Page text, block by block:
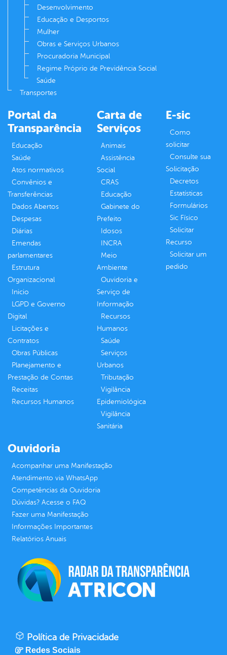
Desenvolvimento
Educação e Desportos
Mulher
Obras e Serviços Urbanos
Procuradoria Municipal
Regime Próprio de Previdência Social
Saúde
Transportes
Portal da
Transparência
Educação
Saúde
Atos normativos
Convênios e
Transferências
Dados Abertos
Despesas
Diárias
Emendas
parlamentares
Estrutura
Organizacional
Inicio
LGPD e Governo
Digital
Licitações e
Contratos
Obras Públicas
Planejamento e
Prestação de Contas
Receitas
Recursos Humanos
Carta de
Serviços
Animais
Assistência
Social
CRAS
Educação
Gabinete do
Prefeito
Idosos
INCRA
Meio
Ambiente
Ouvidoria e
Serviço de
Informação
Recursos
Humanos
Saúde
Serviços
Urbanos
Tributação
Vigilância
Epidemiológica
Vigilância
Sanitária
E-sic
Como
solicitar
Consulte sua
Solicitação
Decretos
Estatísticas
Formulários
Sic Físico
Solicitar
Recurso
Solicitar um
pedido
Ouvidoria
Acompanhar uma Manifestação
Atendimento via WhatsApp
Competências da Ouvidoria
Dúvidas? Acesse o FAQ
Fazer uma Manifestação
Informações Importantes
Relatórios Anuais
Política de Privacidade
Redes Sociais